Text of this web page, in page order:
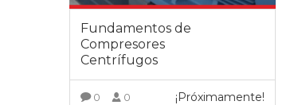
Fundamentos de
Compresores
Centrífugos
0 0 ¡Próximamente!